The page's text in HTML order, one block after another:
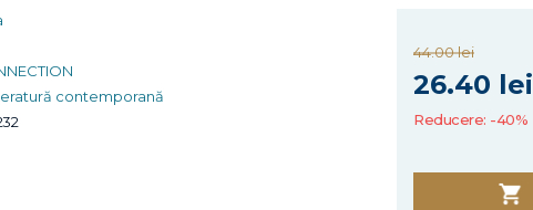
contemporană
44.00 lei
26.40 lei
Reducere: -40%